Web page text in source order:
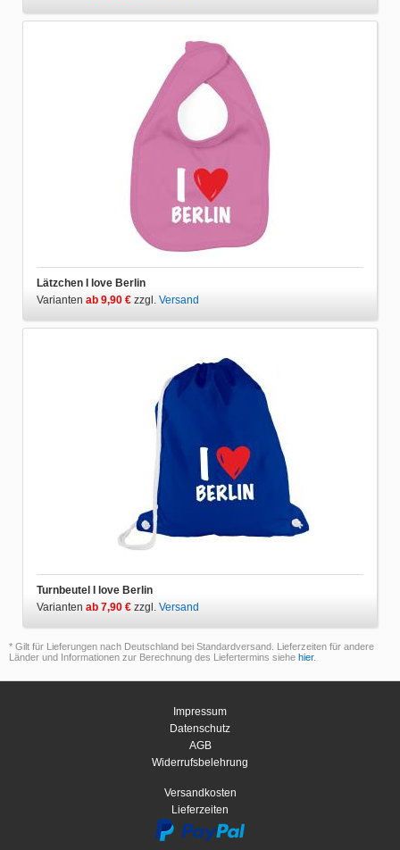
Lätzchen I love Berlin
Varianten ab 9,90 € zzgl. Versand
Turnbeutel I love Berlin
Varianten ab 7,90 € zzgl. Versand
* Gilt für Lieferungen nach Deutschland bei Standardversand. Lieferzeiten für andere
Länder und Informationen zur Berechnung des Liefertermins siehe hier.
Impressum
Datenschutz
AGB
Widerrufsbelehrung
Versandkosten
Lieferzeiten